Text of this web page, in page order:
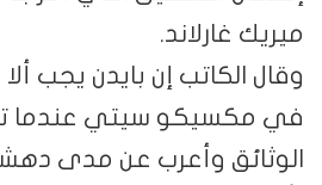
ميريك غارلاند.
وقال الكاتب إن بايدن يجب
في مكسيكو سيتي عندما
الوثائق وأعرب عن مدى